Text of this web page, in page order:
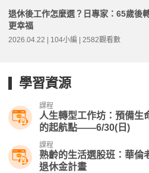
退休後工作怎麼選？日專家：65歲後
更幸福
2026.04.22 | 104小編 | 2582觀看數
學習資源
課程
人生轉型工作坊：預備生
的起航點——6/30(日)
課程
熟齡的生活選股班：華倫
退休金計畫